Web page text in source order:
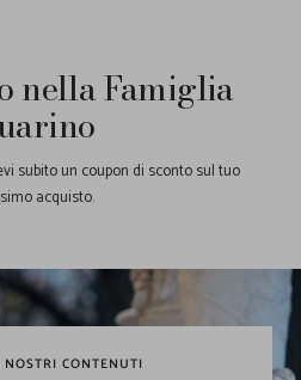
nella Famiglia
subito un coupon di sconto sul tuo
acquisto.
CONTENUTI